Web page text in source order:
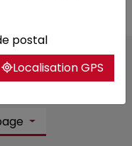
postal
Localisation GPS